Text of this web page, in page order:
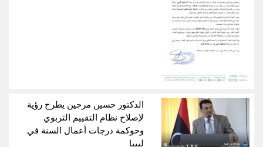
الدكتور حسين مرجين يطرح رؤية
لإصلاح نظام التقييم التربوي
وحوكمة درجات أعمال السنة في
ليبيا